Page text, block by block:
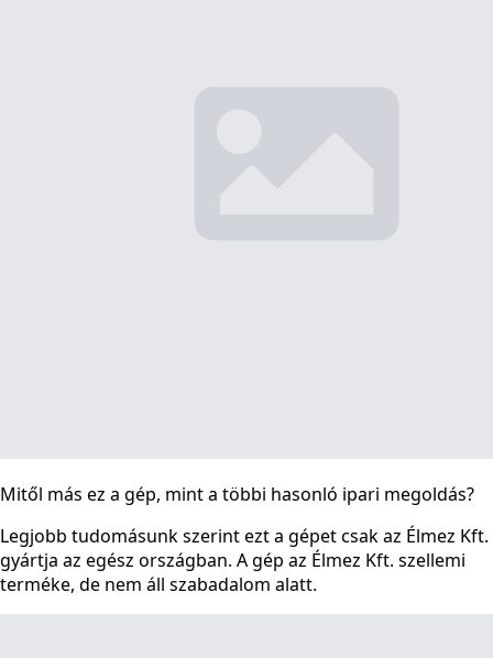
Mitől más ez a gép, mint a többi hasonló ipari megoldás?
Legjobb tudomásunk szerint ezt a gépet csak az Élmez Kft.
gyártja az egész országban. A gép az Élmez Kft. szellemi
terméke, de nem áll szabadalom alatt.